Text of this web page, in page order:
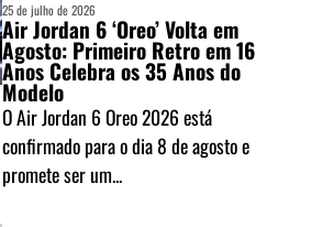
25 de julho de 2026
Air Jordan 6 ‘Oreo’ Volta em
Agosto: Primeiro Retro em 16
Anos Celebra os 35 Anos do
Modelo
O Air Jordan 6 Oreo 2026 está
confirmado para o dia 8 de agosto e
promete ser um...